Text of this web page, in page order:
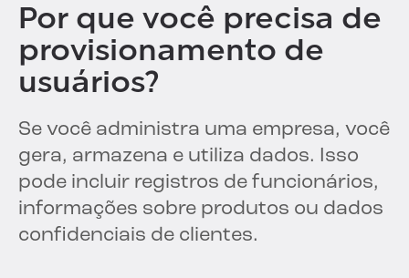
Por que você precisa de
provisionamento de
usuários?
Se você administra uma empresa, você
gera, armazena e utiliza dados. Isso
pode incluir registros de funcionários,
informações sobre produtos ou dados
confidenciais de clientes.